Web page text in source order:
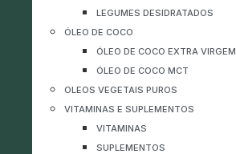
LEGUMES DESIDRATADOS
ÓLEO DE COCO
ÓLEO DE COCO EXTRA VIRGEM
ÓLEO DE COCO MCT
OLEOS VEGETAIS PUROS
VITAMINAS E SUPLEMENTOS
VITAMINAS
SUPLEMENTOS